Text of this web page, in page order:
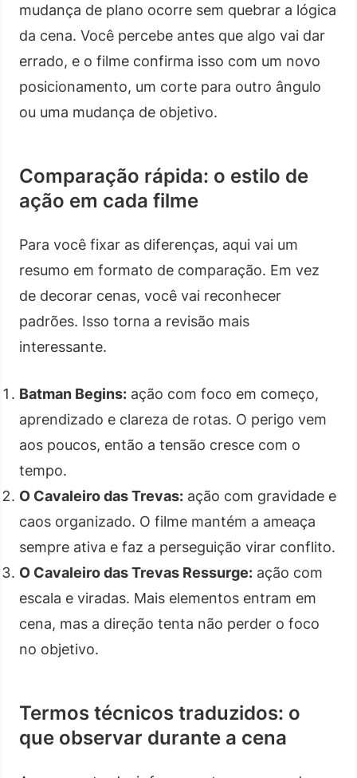
mudança de plano ocorre sem quebrar a lógica
da cena. Você percebe antes que algo vai dar
errado, e o filme confirma isso com um novo
posicionamento, um corte para outro ângulo
ou uma mudança de objetivo.
Comparação rápida: o estilo de
ação em cada filme
Para você fixar as diferenças, aqui vai um
resumo em formato de comparação. Em vez
de decorar cenas, você vai reconhecer
padrões. Isso torna a revisão mais
interessante.
Batman Begins: ação com foco em começo,
aprendizado e clareza de rotas. O perigo vem
aos poucos, então a tensão cresce com o
tempo.
O Cavaleiro das Trevas: ação com gravidade e
caos organizado. O filme mantém a ameaça
sempre ativa e faz a perseguição virar conflito.
O Cavaleiro das Trevas Ressurge: ação com
escala e viradas. Mais elementos entram em
cena, mas a direção tenta não perder o foco
no objetivo.
Termos técnicos traduzidos: o
que observar durante a cena